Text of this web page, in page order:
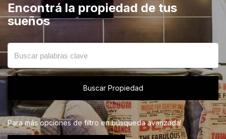
Encontrá la propiedad de tus
sueños
Buscar Propiedad
Para más opciones de filtro en búsqueda avanzada!